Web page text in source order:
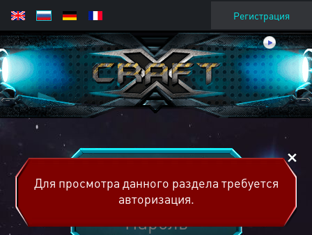
Регистрация
Для просмотра данного раздела требуется
авторизация.